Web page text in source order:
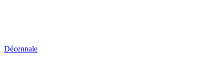
Décennale